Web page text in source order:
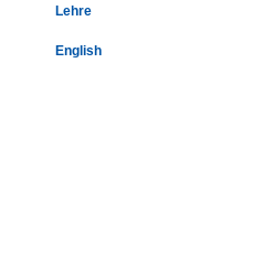
Lehre
English